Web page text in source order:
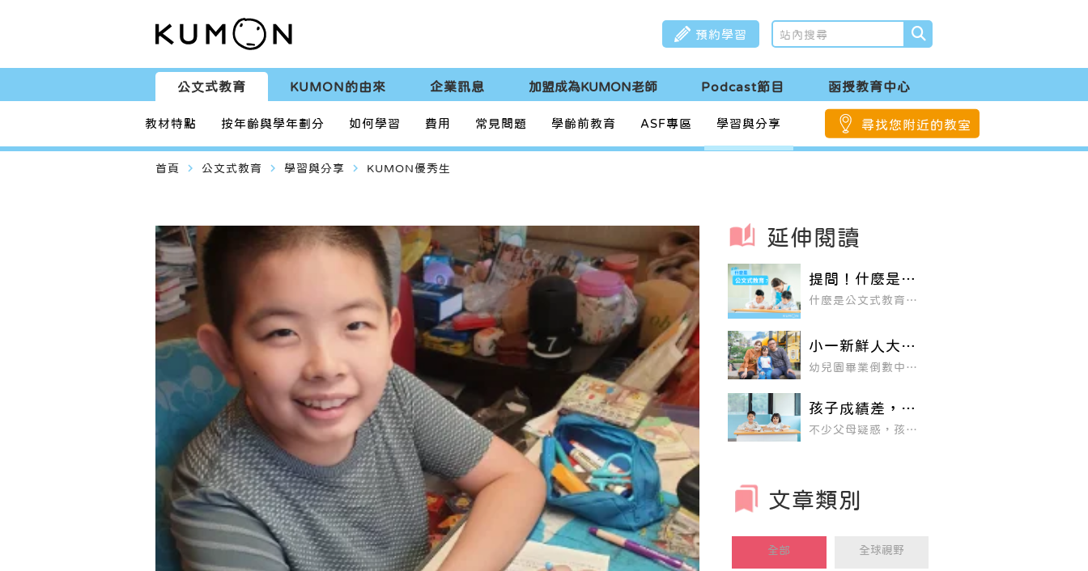
預約學習
公文式教育 KUMON的由來 企業訊息 加盟成為KUMON老師 Podcast節目 函授教育中心
教材特點 按年齡與學年劃分 如何學習 費用 常見問題 學齡前教育 ASF專區 學習與分享 尋找您附近的教室
首頁 navigate_next 公文式教育 navigate_next 學習與分享 navigate_next KUMON優秀生
延伸閱讀
提問！什麼是公
文式教育？
什麼是公文式教育？
行， 運用數學、英
材， 透過每天每科大
奠定扎實的基礎，提
高計算、閱讀、理解
力。
小一新鮮人大作
戰，你的孩子準
備好了嗎？
幼兒園畢業倒數中！
一大轉變，不論在環
境、課程或學習上都
是極大的挑戰，該如
何順利度過幼小銜接
孩子成績差，別
擔心！ 透過個人
別教材、循序漸
不少父母疑惑，孩子
挫折？其實KUMON
教室中有許多高年級
有很棒的轉變，不僅
很快就追平學校所教
文章類別
全部 全球視野